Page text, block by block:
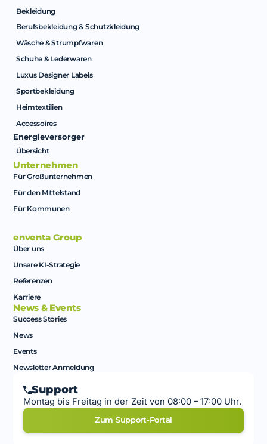
Bekleidung
Berufsbekleidung & Schutzkleidung
Wäsche & Strumpfwaren
Schuhe & Lederwaren
Luxus Designer Labels
Sportbekleidung
Heimtextilien
Accessoires
Energieversorger
Übersicht
Unternehmen
Für Großunternehmen
Für den Mittelstand
Für Kommunen
enventa Group
Über uns
Unsere KI-Strategie
Referenzen
Karriere
News & Events
Success Stories
News
Events
Newsletter Anmeldung
Support
Montag bis Freitag in der Zeit von 08:00 – 17:00 Uhr.
Zum Support-Portal